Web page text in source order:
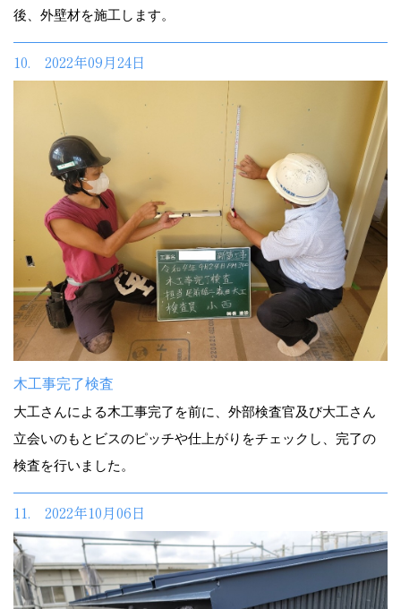
後、外壁材を施工します。
10. 2022年09月24日
木工事完了検査
大工さんによる木工事完了を前に、外部検査官及び大工さん
立会いのもとビスのピッチや仕上がりをチェックし、完了の
検査を行いました。
11. 2022年10月06日